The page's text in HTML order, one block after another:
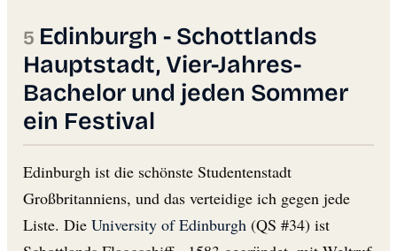
Edinburgh - Schottlands
Hauptstadt, Vier-Jahres-
Bachelor und jeden Sommer
ein Festival
Edinburgh ist die schönste Studentenstadt
Großbritanniens, und das verteidige ich gegen jede
Liste. Die University of Edinburgh (QS #34) ist